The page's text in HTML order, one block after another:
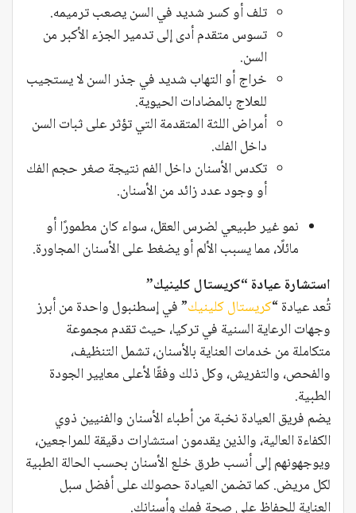
تلف أو كسر شديد في السن يصعب ترميمه.
تسوس متقدم أدى إلى تدمير الجزء الأكبر من
السن.
خراج أو التهاب شديد في جذر السن لا يستجيب
للعلاج بالمضادات الحيوية.
أمراض اللثة المتقدمة التي تؤثر على ثبات السن
داخل الفك.
تكدس الأسنان داخل الفم نتيجة صغر حجم الفك
أو وجود عدد زائد من الأسنان.
نمو غير طبيعي لضرس العقل، سواء كان مطمورًا أو
مائلًا، مما يسبب الألم أو يضغط على الأسنان المجاورة.
استشارة عيادة “كريستال كلينيك”
تُعد عيادة “كريستال كلينيك” في إسطنبول واحدة من أبرز
وجهات الرعاية السنية في تركيا، حيث تقدم مجموعة
متكاملة من خدمات العناية بالأسنان، تشمل التنظيف،
والفحص، والتفريش، وكل ذلك وفقًا لأعلى معايير الجودة
الطبية.
يضم فريق العيادة نخبة من أطباء الأسنان والفنيين ذوي
الكفاءة العالية، والذين يقدمون استشارات دقيقة للمراجعين،
ويوجهونهم إلى أنسب طرق خلع الأسنان بحسب الحالة الطبية
لكل مريض. كما تضمن العيادة حصولك على أفضل سبل
العناية للحفاظ على صحة فمك وأسنانك.